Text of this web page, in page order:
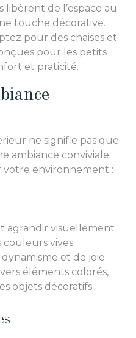
libèrent de l’espace au
touche décorative.
pour des chaises et
pour les petits
et praticité.
ne signifie pas que
ambiance conviviale.
votre environnement :
agrandir visuellement
couleurs vives
et de joie.
éléments colorés,
objets décoratifs.